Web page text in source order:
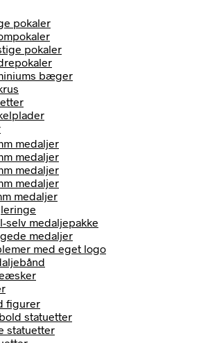
pokaler
pokaler
bæger
medaljer
medaljer
medaljer
medaljer
medaljer
selv medaljepakke
medaljer
med eget logo
figurer
statuetter
statuetter